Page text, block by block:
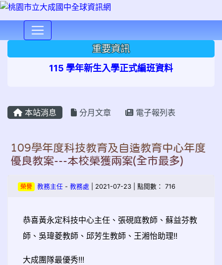
重要資訊
115 學年新生入學正式編班資料
本站消息 分月文章 電子報列表
109學年度科技教育及自造教育中心年度
優良教案---本校榮獲兩案(全市最多)
榮譽 教務主任- 教務處 | 2021-07-23 | 點閱數： 716
恭喜黃永定科技中心主任、張硯庭教師、蘇益芬教
師、吳瑋菱教師、邱芳生教師、王湘怡助理!!
大成團隊最優秀!!!